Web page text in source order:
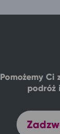
Pomożemy Ci
podróż